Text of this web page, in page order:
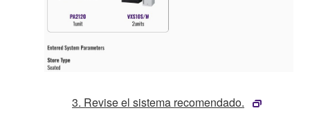
3. Revise el sistema recomendado.